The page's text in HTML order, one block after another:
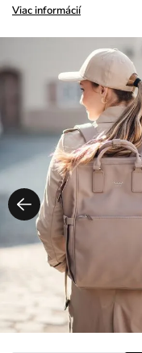
Viac informácií